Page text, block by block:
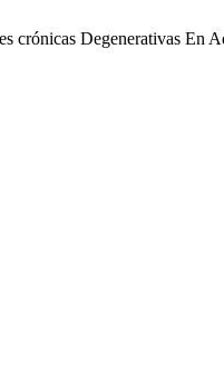
crónicas Degenerativas En